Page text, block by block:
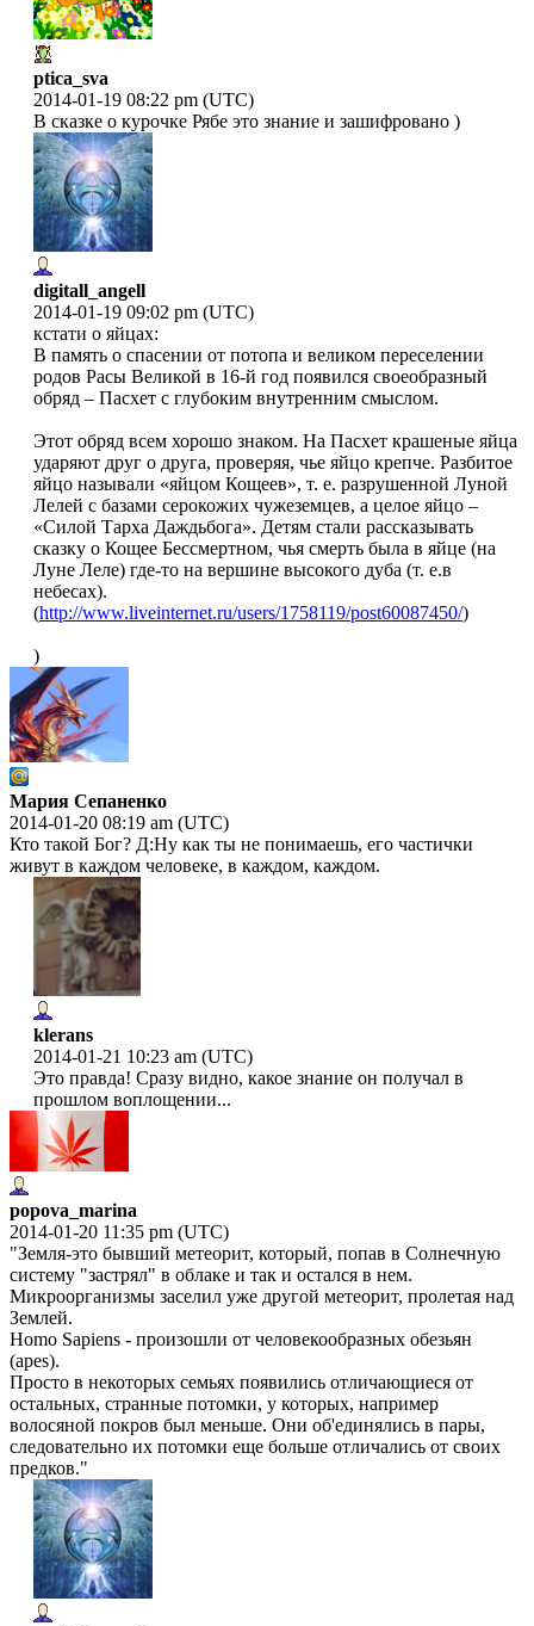
ptica_sva
2014-01-19 08:22 pm (UTC)
В сказке о курочке Рябе это знание и зашифровано )
digitall_angell
2014-01-19 09:02 pm (UTC)
кстати о яйцах:
В память о спасении от потопа и великом переселении
родов Расы Великой в 16-й год появился своеобразный
обряд – Пасхет с глубоким внутренним смыслом.
Этот обряд всем хорошо знаком. На Пасхет крашеные яйца
ударяют друг о друга, проверяя, чье яйцо крепче. Разбитое
яйцо называли «яйцом Кощеев», т. е. разрушенной Луной
Лелей с базами серокожих чужеземцев, а целое яйцо –
«Силой Тарха Даждьбога». Детям стали рассказывать
сказку о Кощее Бессмертном, чья смерть была в яйце (на
Луне Леле) где-то на вершине высокого дуба (т. е.в
небесах).
(http://www.liveinternet.ru/users/1758119/post60087450/)
)
Мария Сепаненко
2014-01-20 08:19 am (UTC)
Кто такой Бог? Д:Ну как ты не понимаешь, его частички
живут в каждом человеке, в каждом, каждом.
klerans
2014-01-21 10:23 am (UTC)
Это правда! Сразу видно, какое знание он получал в
прошлом воплощении...
popova_marina
2014-01-20 11:35 pm (UTC)
"Земля-это бывший метеорит, который, попав в Солнечную
систему "застрял" в облаке и так и остался в нем.
Микроорганизмы заселил уже другой метеорит, пролетая над
Землей.
Homo Sapiens - произошли от человекообразных обезьян
(apes).
Просто в некоторых семьях появились отличающиеся от
остальных, странные потомки, у которых, например
волосяной покров был меньше. Они об'единялись в пары,
следовательно их потомки еще больше отличались от своих
предков."